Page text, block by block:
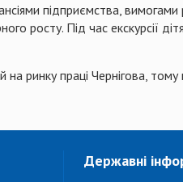
підприємства, вимогами
росту. Під час екскурсії
ринку праці Чернігова,
Державні